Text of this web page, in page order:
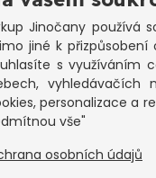
983 000
Jinočany používá
jiné k přizpůsobení
s využíváním
vyhledávačích
personalizace a
vše"
osobních údajů